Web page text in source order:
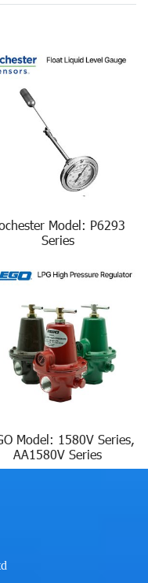
Model: P6293
Series
Model: 1580V Series,
AA1580V Series